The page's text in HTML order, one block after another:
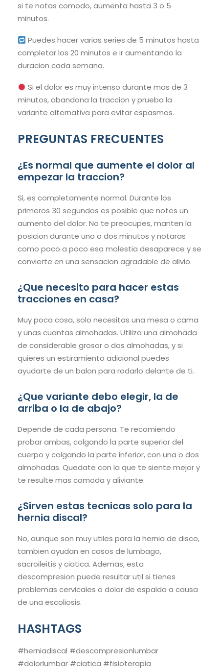
si te notas comodo, aumenta hasta 3 o 5
minutos.
Puedes hacer varias series de 5 minutos hasta
completar los 20 minutos e ir aumentando la
duracion cada semana.
Si el dolor es muy intenso durante mas de 3
minutos, abandona la traccion y prueba la
variante alternativa para evitar espasmos.
PREGUNTAS FRECUENTES
¿Es normal que aumente el dolor al
empezar la traccion?
Si, es completamente normal. Durante los
primeros 30 segundos es posible que notes un
aumento del dolor. No te preocupes, manten la
posicion durante uno o dos minutos y notaras
como poco a poco esa molestia desaparece y se
convierte en una sensacion agradable de alivio.
¿Que necesito para hacer estas
tracciones en casa?
Muy poca cosa, solo necesitas una mesa o cama
y unas cuantas almohadas. Utiliza una almohada
de considerable grosor o dos almohadas, y si
quieres un estiramiento adicional puedes
ayudarte de un balon para rodarlo delante de ti.
¿Que variante debo elegir, la de
arriba o la de abajo?
Depende de cada persona. Te recomiendo
probar ambas, colgando la parte superior del
cuerpo y colgando la parte inferior, con una o dos
almohadas. Quedate con la que te siente mejor y
te resulte mas comoda y aliviante.
¿Sirven estas tecnicas solo para la
hernia discal?
No, aunque son muy utiles para la hernia de disco,
tambien ayudan en casos de lumbago,
sacroileitis y ciatica. Ademas, esta
descompresion puede resultar util si tienes
problemas cervicales o dolor de espalda a causa
de una escoliosis.
HASHTAGS
#herniadiscal #descompresionlumbar
#dolorlumbar #ciatica #fisioterapia